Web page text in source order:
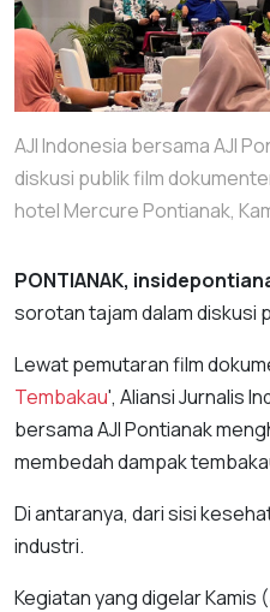
AJI Indonesia bersama AJI
diskusi publik film
hotel Mercure Pontianak,
PONTIANAK,
sorotan tajam dalam diskusi
Lewat pemutaran film
Tembakau', Aliansi Jurnalis
bersama AJI Pontianak
membedah dampak
Di antaranya, dari sisi
industri.
Kegiatan yang digelar